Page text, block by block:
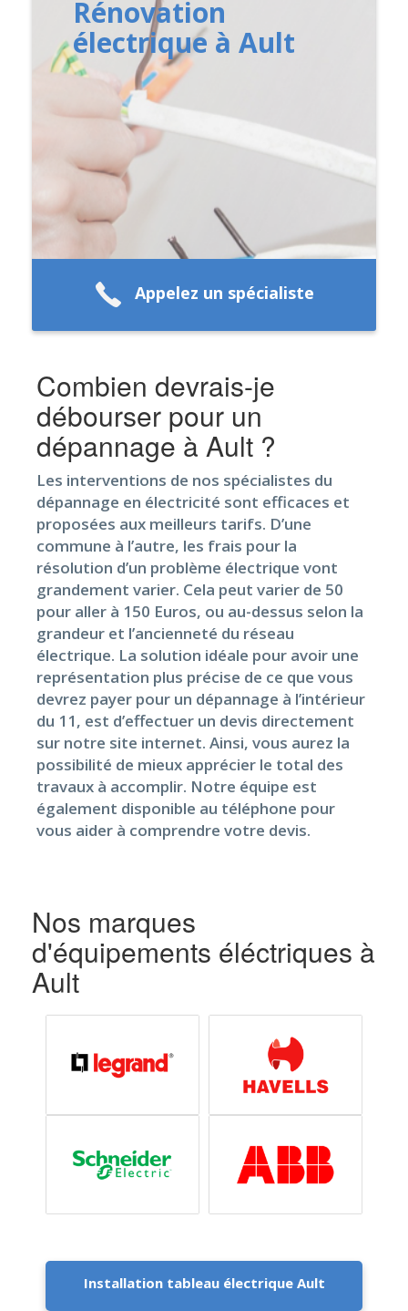
Rénovation
électrique à Ault
Appelez un spécialiste
Combien devrais-je
débourser pour un
dépannage à Ault ?
Les interventions de nos spécialistes du
dépannage en électricité sont efficaces et
proposées aux meilleurs tarifs. D’une
commune à l’autre, les frais pour la
résolution d’un problème électrique vont
grandement varier. Cela peut varier de 50
pour aller à 150 Euros, ou au-dessus selon la
grandeur et l’ancienneté du réseau
électrique. La solution idéale pour avoir une
représentation plus précise de ce que vous
devrez payer pour un dépannage à l’intérieur
du 11, est d’effectuer un devis directement
sur notre site internet. Ainsi, vous aurez la
possibilité de mieux apprécier le total des
travaux à accomplir. Notre équipe est
également disponible au téléphone pour
vous aider à comprendre votre devis.
Nos marques
d'équipements éléctriques à
Ault
Installation tableau électrique Ault